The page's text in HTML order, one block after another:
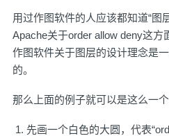
用过作图软件的人应该都知道“图
Apache关于order allow deny这方
作图软件关于图层的设计理念是
的。
那么上面的例子就可以是这么一
先画一个白色的大圆，代表